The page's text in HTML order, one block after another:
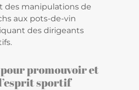
des manipulations de
aux pots-de-vin
des dirigeants
promouvoir et
sportif